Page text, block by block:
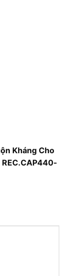
Kháng Cho
REC.CAP440-